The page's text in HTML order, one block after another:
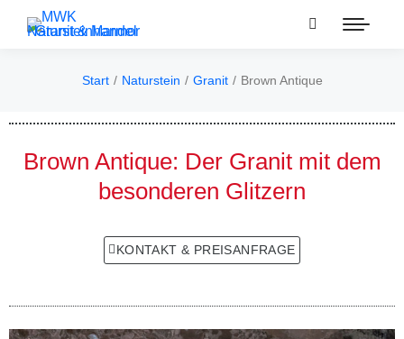
Sie befinden sich hier:
Start Naturstein Granit Brown Antique
Brown Antique: Der Granit mit dem
besonderen Glitzern
KONTAKT & PREISANFRAGE